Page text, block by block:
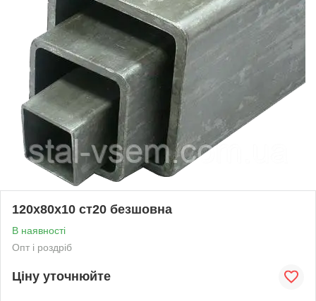
120х80х10 ст20 безшовна
В наявності
Опт і роздріб
Ціну уточнюйте